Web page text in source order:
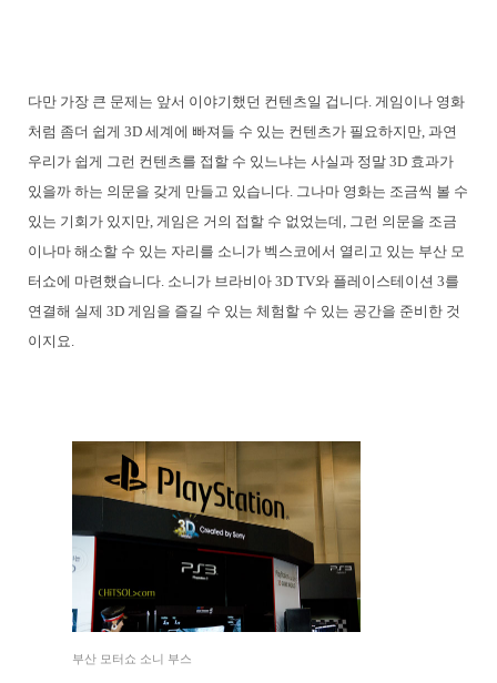
다만 가장 큰 문제는 앞서 이야기했던 컨텐츠일 겁니다. 게임이나 영화
처럼 좀더 쉽게 3D 세계에 빠져들 수 있는 컨텐츠가 필요하지만, 과연
우리가 쉽게 그런 컨텐츠를 접할 수 있느냐는 사실과 정말 3D 효과가
있을까 하는 의문을 갖게 만들고 있습니다. 그나마 영화는 조금씩 볼 수
있는 기회가 있지만, 게임은 거의 접할 수 없었는데, 그런 의문을 조금
이나마 해소할 수 있는 자리를 소니가 벡스코에서 열리고 있는 부산 모
터쇼에 마련했습니다. 소니가 브라비아 3D TV와 플레이스테이션 3를
연결해 실제 3D 게임을 즐길 수 있는 체험할 수 있는 공간을 준비한 것
이지요.
부산 모터쇼 소니 부스